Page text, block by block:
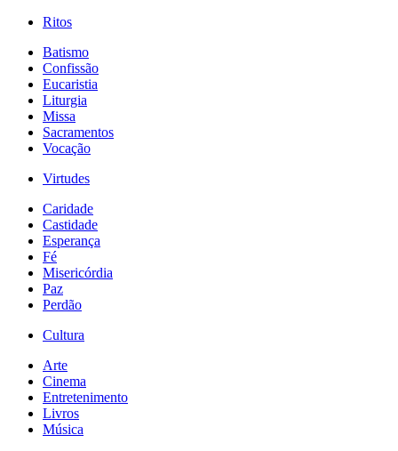
Ritos
Batismo
Confissão
Eucaristia
Liturgia
Missa
Sacramentos
Vocação
Virtudes
Caridade
Castidade
Esperança
Fé
Misericórdia
Paz
Perdão
Cultura
Arte
Cinema
Entretenimento
Livros
Música